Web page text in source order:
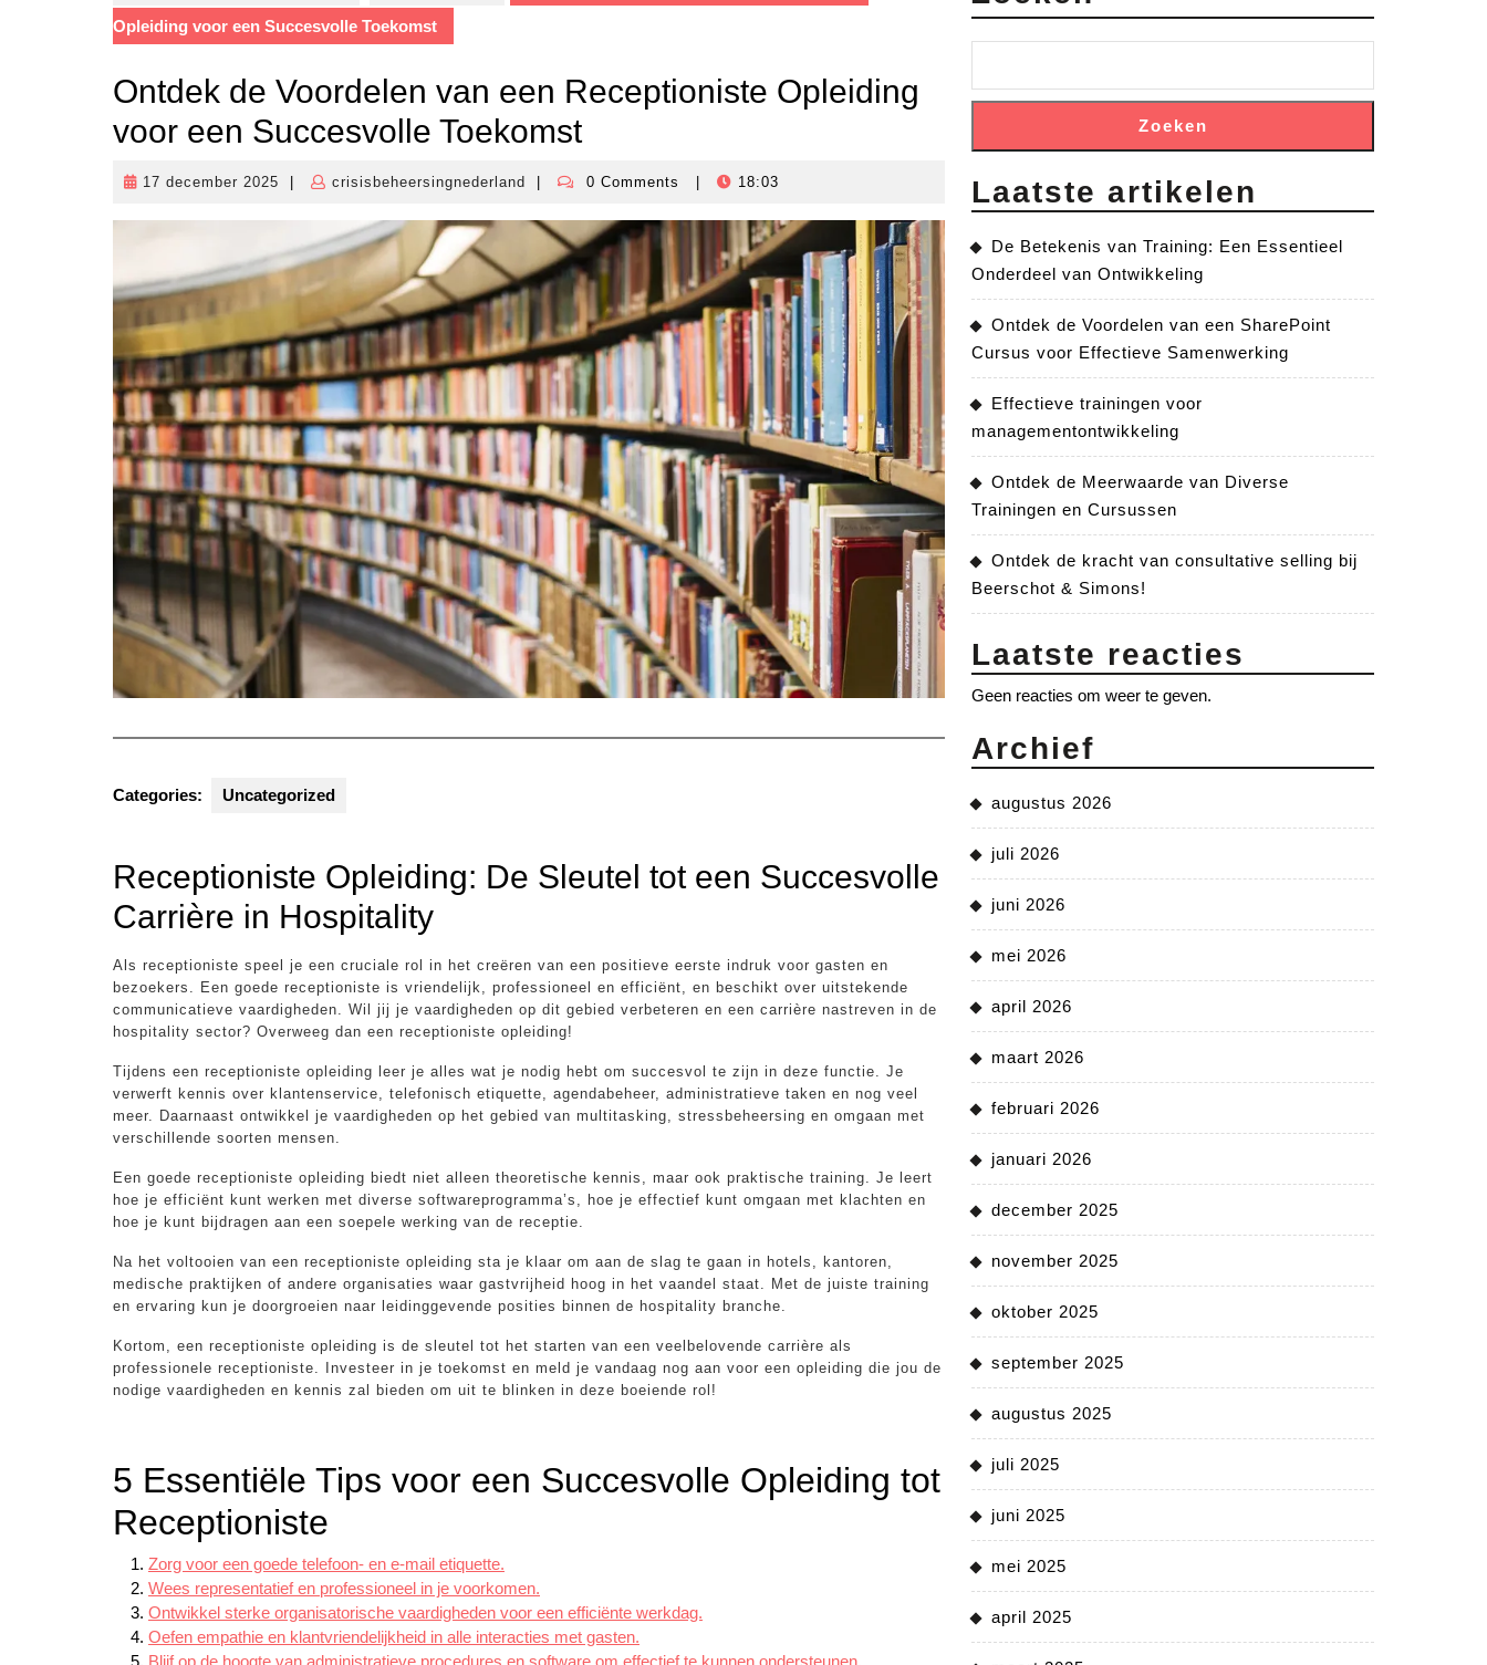
Opleiding voor een Succesvolle Toekomst
Ontdek de Voordelen van een Receptioniste Opleiding
voor een Succesvolle Toekomst
17 december 2025
17
crisisbeheersingnederland
crisisbeheersingnederland
0 Comments 18:03
Categories: Uncategorized
Receptioniste Opleiding: De Sleutel tot een Succesvolle
Carrière in Hospitality
Als receptioniste speel je een cruciale rol in het creëren van een positieve eerste indruk voor gasten en
bezoekers. Een goede receptioniste is vriendelijk, professioneel en efficiënt, en beschikt over uitstekende
communicatieve vaardigheden. Wil jij je vaardigheden op dit gebied verbeteren en een carrière nastreven in de
hospitality sector? Overweeg dan een receptioniste opleiding!
Tijdens een receptioniste opleiding leer je alles wat je nodig hebt om succesvol te zijn in deze functie. Je
verwerft kennis over klantenservice, telefonisch etiquette, agendabeheer, administratieve taken en nog veel
meer. Daarnaast ontwikkel je vaardigheden op het gebied van multitasking, stressbeheersing en omgaan met
verschillende soorten mensen.
Een goede receptioniste opleiding biedt niet alleen theoretische kennis, maar ook praktische training. Je leert
hoe je efficiënt kunt werken met diverse softwareprogramma’s, hoe je effectief kunt omgaan met klachten en
hoe je kunt bijdragen aan een soepele werking van de receptie.
Na het voltooien van een receptioniste opleiding sta je klaar om aan de slag te gaan in hotels, kantoren,
medische praktijken of andere organisaties waar gastvrijheid hoog in het vaandel staat. Met de juiste training
en ervaring kun je doorgroeien naar leidinggevende posities binnen de hospitality branche.
Kortom, een receptioniste opleiding is de sleutel tot het starten van een veelbelovende carrière als
professionele receptioniste. Investeer in je toekomst en meld je vandaag nog aan voor een opleiding die jou de
nodige vaardigheden en kennis zal bieden om uit te blinken in deze boeiende rol!
5 Essentiële Tips voor een Succesvolle Opleiding tot
Receptioniste
Zorg voor een goede telefoon- en e-mail etiquette.
Wees representatief en professioneel in je voorkomen.
Ontwikkel sterke organisatorische vaardigheden voor een efficiënte werkdag.
Oefen empathie en klantvriendelijkheid in alle interacties met gasten.
Zoeken
Laatste artikelen
De Betekenis van Training: Een Essentieel
Onderdeel van Ontwikkeling
Ontdek de Voordelen van een SharePoint
Cursus voor Effectieve Samenwerking
Effectieve trainingen voor
managementontwikkeling
Ontdek de Meerwaarde van Diverse
Trainingen en Cursussen
Ontdek de kracht van consultative selling bij
Beerschot & Simons!
Laatste reacties
Geen reacties om weer te geven.
Archief
augustus 2026
juli 2026
juni 2026
mei 2026
april 2026
maart 2026
februari 2026
januari 2026
december 2025
november 2025
oktober 2025
september 2025
augustus 2025
juli 2025
juni 2025
mei 2025
april 2025